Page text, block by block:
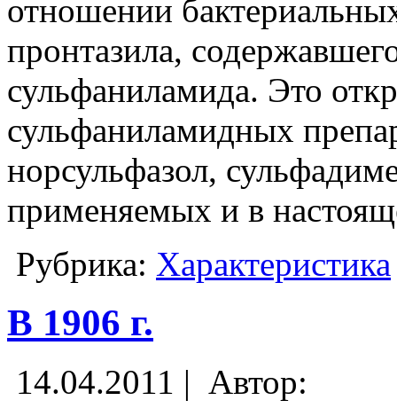
отношении
пронтазила,
сульфаниламида. Это
сульфаниламидных
норсульфазол,
применяемых и в
Рубрика: Характеристика
В 1906 г.
14.04.2011 | Автор: